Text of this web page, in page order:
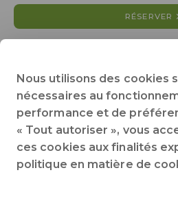
RÉSERVER
3 chambres séparées
35 m² de
Accès handicapé : non
Animaux non
Cuisine
Pas de couchages hors
Terrasse
WC Tout voir
Nous utilisons des cookies
nécessaires au
performance et de
« Tout autoriser », vous
ces cookies aux finalités
politique en matière de